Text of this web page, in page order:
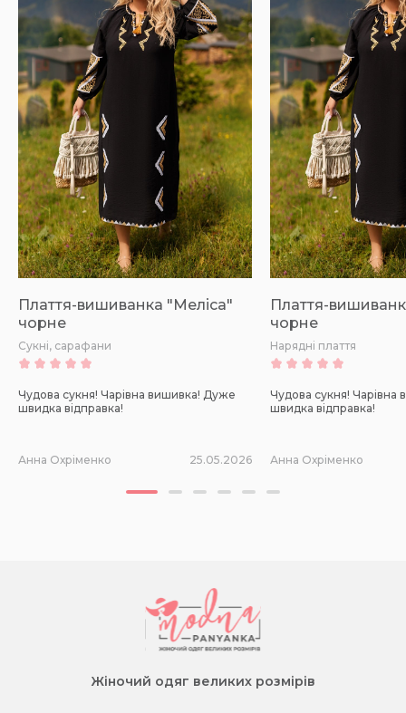
Плаття-вишиванка "Меліса"
чорне
Сукні, сарафани
Чудова сукня! Чарівна вишивка! Дуже
швидка відправка!
Анна Охріменко 25.05.2026
Плаття-
чорне
Нарядні плаття
Чудова сукня!
швидка відправка!
Анна Охріменко
Жіночий одяг великих розмірів